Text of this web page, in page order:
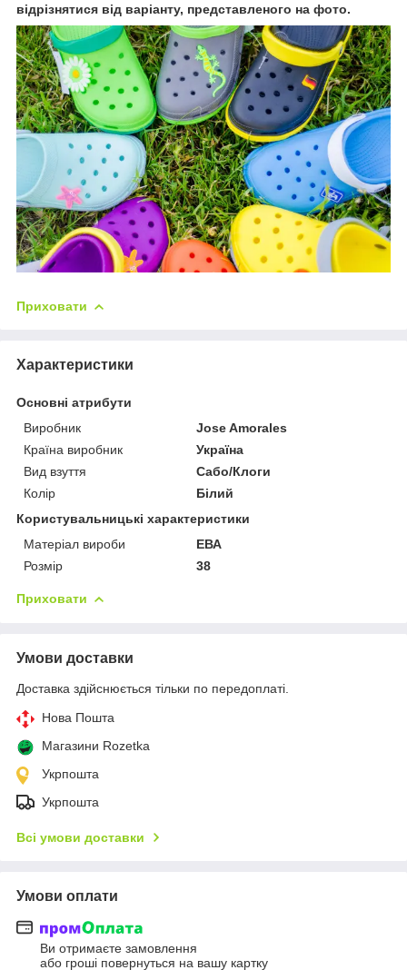
відрізнятися від варіанту, представленого на фото.
Приховати
Характеристики
Основні атрибути
Виробник
Jose Amorales
Країна виробник
Україна
Вид взуття
Сабо/Клоги
Колір
Білий
Користувальницькі характеристики
Матеріал вироби
ЕВА
Розмір
38
Приховати
Умови доставки
Доставка здійснюється тільки по передоплаті.
Нова Пошта
Магазини Rozetka
Укрпошта
Укрпошта
Всі умови доставки
Умови оплати
Ви отримаєте замовлення
або гроші повернуться на вашу картку